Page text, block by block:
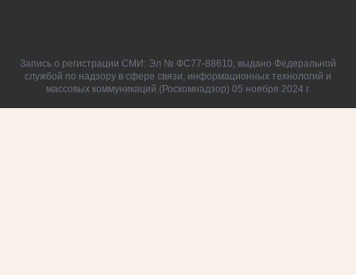
Запись о регистрации СМИ: Эл № ФС77-88610, выдано Федеральной
службой по надзору в сфере связи, информационных технологий и
массовых коммуникаций (Роскомнадзор) 05 ноября 2024 г.